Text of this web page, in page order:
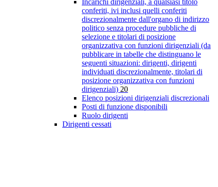
Incarichi dirigenziali, a qualsiasi titolo
conferiti, ivi inclusi quelli conferiti
discrezionalmente dall'organo di indirizzo
politico senza procedure pubbliche di
selezione e titolari di posizione
organizzativa con funzioni dirigenziali (da
pubblicare in tabelle che distinguano le
seguenti situazioni: dirigenti, dirigenti
individuati discrezionalmente, titolari di
posizione organizzativa con funzioni
dirigenziali) 20
Elenco posizioni dirigenziali discrezionali
Posti di funzione disponibili
Ruolo dirigenti
Dirigenti cessati